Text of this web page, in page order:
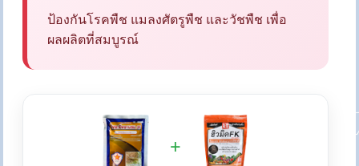
ป้องกันโรคพืช แมลงศัตรูพืช และวัชพืช เพื่อ
ผลผลิตที่สมบูรณ์
+